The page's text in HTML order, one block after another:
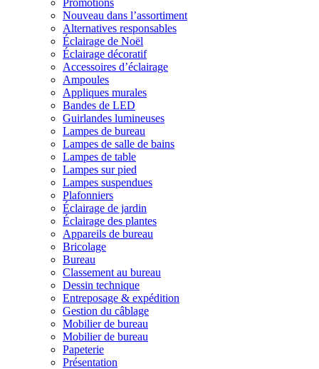
Promotions
Nouveau dans l’assortiment
Alternatives responsables
Éclairage de Noël
Éclairage décoratif
Accessoires d’éclairage
Ampoules
Appliques murales
Bandes de LED
Guirlandes lumineuses
Lampes de bureau
Lampes de salle de bains
Lampes de table
Lampes sur pied
Lampes suspendues
Plafonniers
Éclairage de jardin
Éclairage des plantes
Appareils de bureau
Bricolage
Bureau
Classement au bureau
Dessin technique
Entreposage & expédition
Gestion du câblage
Mobilier de bureau
Mobilier de bureau
Papeterie
Présentation